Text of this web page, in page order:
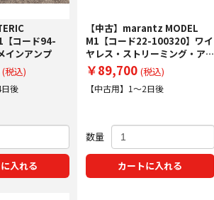
コード94-
インアンプ
(税込)
日後
入れる
【中古】marantz MODEL
M1【コード22-100320】ワイ
ヤレス・ストリーミング・アン
プ
￥89,700 (税込)
【中古用】1～2日後
数量
カートに入れる